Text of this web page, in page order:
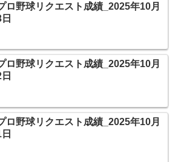
ロ野球リクエスト成績_2025年10月
ロ野球リクエスト成績_2025年10月
ロ野球リクエスト成績_2025年10月